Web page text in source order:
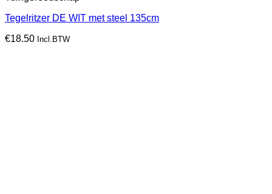
Tegelritzer DE WIT met steel 135cm
€18.50 Incl.BTW